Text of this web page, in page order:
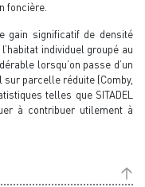
foncière.
gain significatif de densité
individuel groupé au
lorsqu’on passe d’un
parcelle réduite (Comby,
telles que SITADEL
à contribuer utilement à